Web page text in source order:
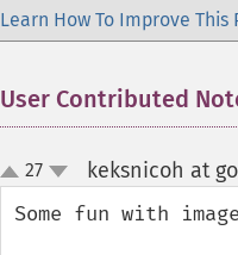
Learn How To Improve This
User Contributed
up
down
27 keksnicoh at
Some fun with